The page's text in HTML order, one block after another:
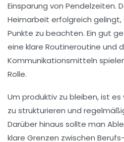
Einsparung von Pendelzeiten.
Heimarbeit erfolgreich
Punkte zu beachten. Ein gut
eine klare Routineroutine und
Kommunikationsmitteln
Rolle.
Um produktiv zu bleiben, ist es
zu strukturieren und
Darüber hinaus sollte man
klare Grenzen zwischen Berufs-